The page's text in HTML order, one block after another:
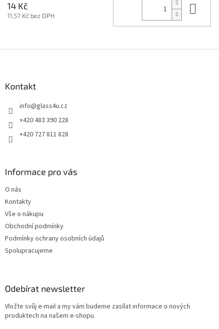
14 Kč
11,57 Kč bez DPH
Kontakt
info@glass4u.cz
+420 483 390 228
+420 727 811 828
Informace pro vás
O nás
Kontakty
Vše o nákupu
Obchodní podmínky
Podmínky ochrany osobních údajů
Spolupracujeme
Odebírat newsletter
Vložte svůj e-mail a my vám budeme zasílat informace o nových
produktech na našem e-shopu.